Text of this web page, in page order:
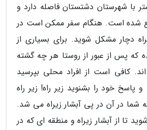
30 کیلومتر با شهرستان دشتستان فاصله دارد و
شده است. هنگام سفر ممکن است در
دچار مشکل شوید. برای بسیاری از
که پس از عبور از روستا هر چه گشته
اند. کافی است از افراد محلی بپرسید
پاسخ خود را بشنوید زیر راه! زیر راه
شما در آن در پی آبشار زیراه می شد.
تا از آبشار زیراه و منطقه ای که در